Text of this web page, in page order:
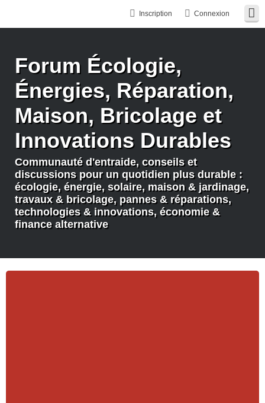
Connexion
Inscription
Forum Écologie,
Énergies, Réparation,
Maison, Bricolage et
Innovations Durables
Communauté d'entraide, conseils et
discussions pour un quotidien plus durable :
écologie, énergie, solaire, maison & jardinage,
travaux & bricolage, pannes & réparations,
technologies & innovations, économie &
finance alternative